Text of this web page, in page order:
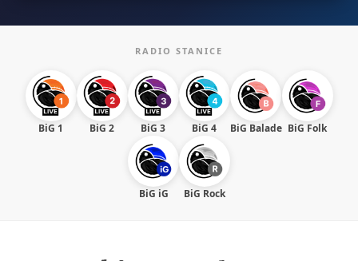
RADIO STANICE
BiG 1 BiG 2 BiG 3 BiG 4 BiG Balade BiG Folk
BiG iG BiG Rock